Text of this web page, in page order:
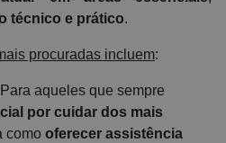
técnico e prático.
procuradas incluem:
aqueles que sempre
por cuidar dos mais
como oferecer assistência